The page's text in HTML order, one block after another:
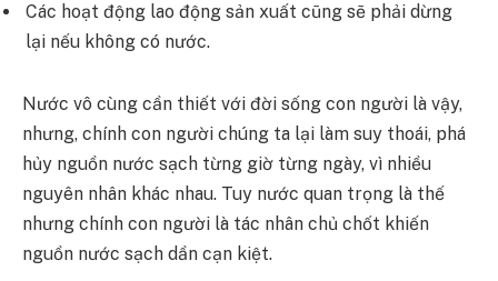
Các hoạt động lao động sản xuất cũng sẽ phải dừng
lại nếu không có nước.
Nước vô cùng cần thiết với đời sống con người là vậy,
nhưng, chính con người chúng ta lại làm suy thoái, phá
hủy nguồn nước sạch từng giờ từng ngày, vì nhiều
nguyên nhân khác nhau. Tuy nước quan trọng là thế
nhưng chính con người là tác nhân chủ chốt khiến
nguồn nước sạch dần cạn kiệt.